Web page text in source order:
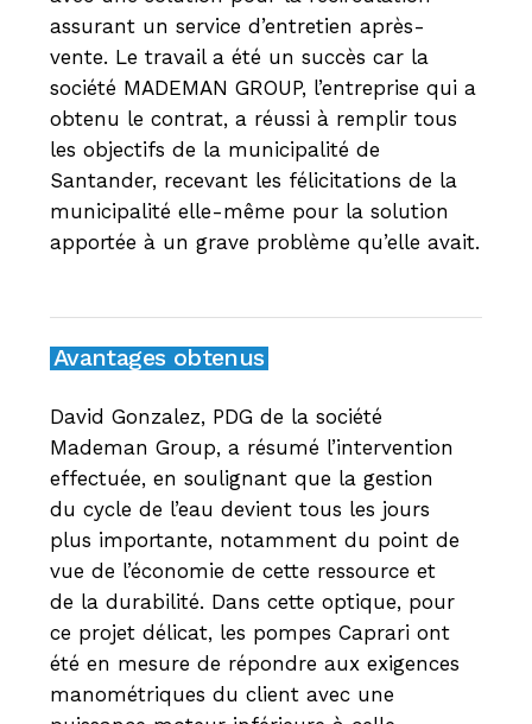
assurant un service d’entretien après-
vente. Le travail a été un succès car la
société MADEMAN GROUP, l’entreprise qui a
obtenu le contrat, a réussi à remplir tous
les objectifs de la municipalité de
Santander, recevant les félicitations de la
municipalité elle-même pour la solution
apportée à un grave problème qu’elle avait.
Avantages obtenus
David Gonzalez, PDG de la société
Mademan Group, a résumé l’intervention
effectuée, en soulignant que la gestion
du cycle de l’eau devient tous les jours
plus importante, notamment du point de
vue de l’économie de cette ressource et
de la durabilité. Dans cette optique, pour
ce projet délicat, les pompes Caprari ont
été en mesure de répondre aux exigences
manométriques du client avec une